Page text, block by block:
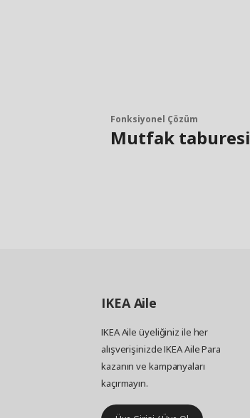
Fonksiyonel Çözüm
Mutfak taburesi
IKEAAile
IKEA Aile üyeliğiniz ile her
alışverişinizde IKEA Aile Para
kazanın ve kampanyaları
kaçırmayın.